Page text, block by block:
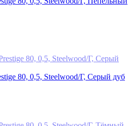
80, 0,5, Steelwood/Г, Серый дуб